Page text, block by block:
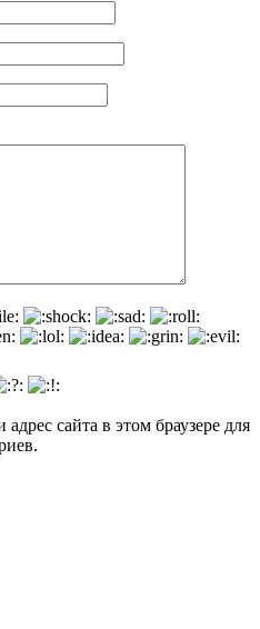
сайта в этом браузере для